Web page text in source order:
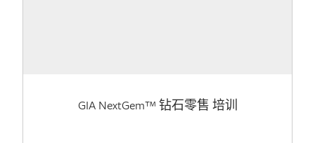
GIA NextGem™ 钻石零售 培训